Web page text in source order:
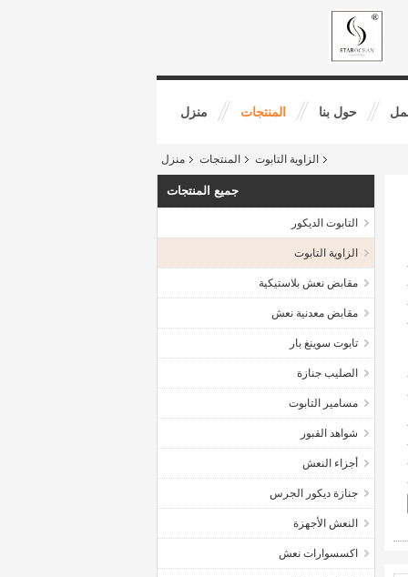
منزل المنتجات حول بنا
منزل المنتجات الزاوية التابوت
جميع المنتجات
التابوت الديكور
الزاوية التابوت
مقابض نعش بلاستيكية
مقابض معدنية نعش
تابوت سوينغ بار
الصليب جنازة
مسامير التابوت
شواهد القبور
أجزاء النعش
جنازة ديكور الجرس
النعش الأجهزة
اكسسوارات نعش